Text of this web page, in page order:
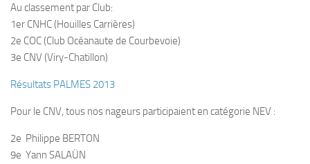
Guide de palanquée N4
Initiateur
Moniteur Fédéral
Organisation
Responsables
Sorties techniques
Au classement par Club:
1er CNHC (Houilles Carrières)
2e COC (Club Océanaute de Courbevoie)
3e CNV (Viry-Chatillon)
Résultats PALMES 2013
Pour le CNV, tous nos nageurs participaient en catégorie NEV :
2e Philippe BERTON
9e Yann SALAÜN